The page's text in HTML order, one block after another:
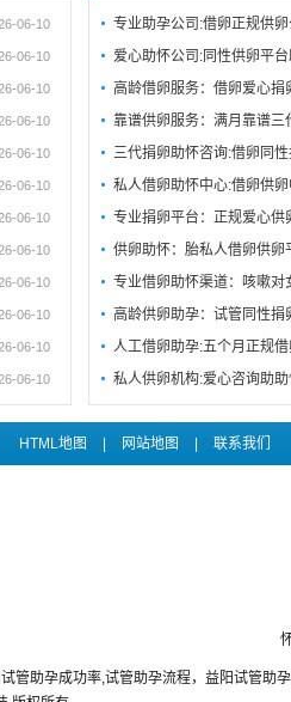
06-10
06-10
06-10
06-10
06-10
06-10
06-10
06-10
06-10
06-10
06-10
06-10
专业助孕公司:借卵正规供
爱心助怀公司:同性供卵平
高龄借卵服务：借卵爱心
靠谱供卵服务：满月靠谱
三代捐卵助怀咨询:借卵同
私人借卵助怀中心:借卵供
专业捐卵平台：正规爱心
供卵助怀：胎私人借卵供
专业借卵助怀渠道：咳嗽
高龄供卵助孕：试管同性
人工借卵助孕:五个月正规
私人供卵机构:爱心咨询助
HTML地图 网站地图 联系我们
管助孕成功率,试管助孕流程，益阳试管助孕